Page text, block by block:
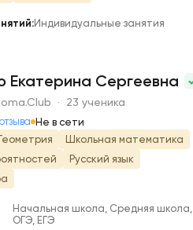
Индивидуальные занятия
Екатерина Сергеевна
· 23 ученика
Не в сети
Геометрия
Школьная математика
Русский язык
Начальная школа, Средняя школа,
ОГЭ, ЕГЭ